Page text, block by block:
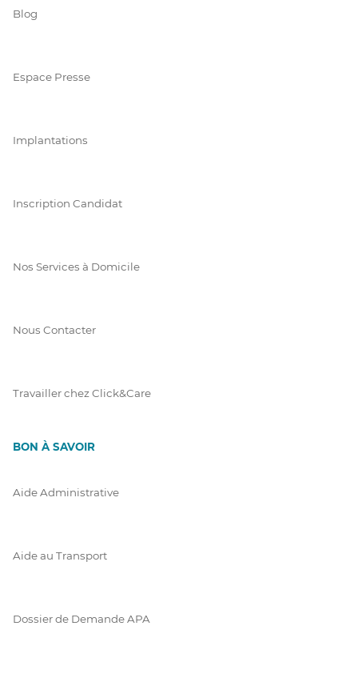
Blog
Espace Presse
Implantations
Inscription Candidat
Nos Services à Domicile
Nous Contacter
Travailler chez Click&Care
BON À SAVOIR
Aide Administrative
Aide au Transport
Dossier de Demande APA